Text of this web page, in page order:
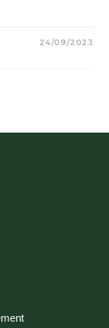
24/09/2023